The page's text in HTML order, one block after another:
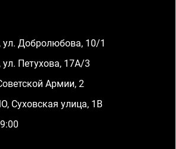
ул. Добролюбова, 10/1
ул. Петухова, 17А/3
Армии, 2
Суховская улица, 1В